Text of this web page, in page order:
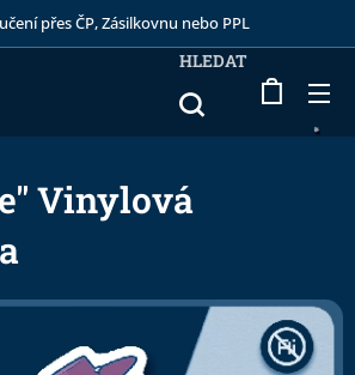
přes ČP, Zásilkovnu nebo PPL
HLEDAT
Vinylová